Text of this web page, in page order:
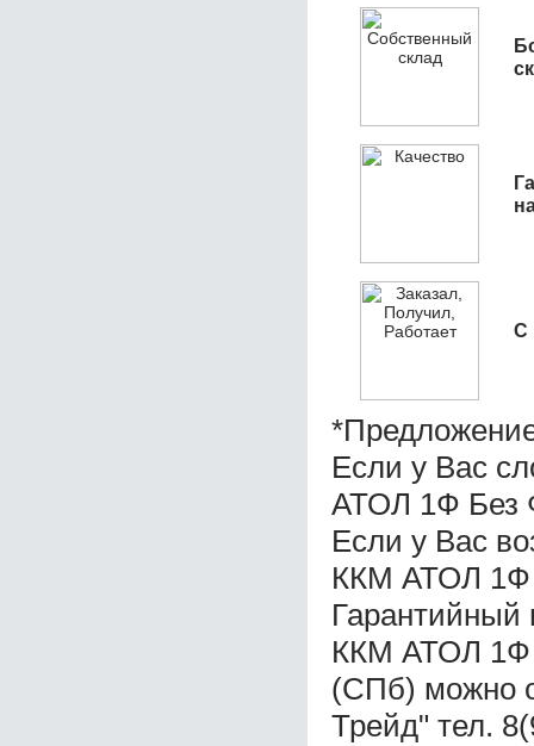
С
Если у Вас
АТОЛ 1Ф Без
Если у Вас
ККМ АТОЛ 1Ф
Гарантийный
ККМ АТОЛ 1Ф
(СПб) можно
Трейд" тел.